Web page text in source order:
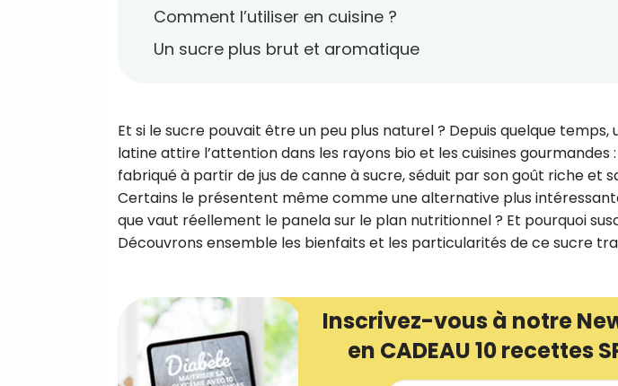
Comment l’utiliser en cuisine ?
Un sucre plus brut et aromatique
Et si le sucre pouvait être un peu plus naturel ? Depuis quelque temps,
latine attire l’attention dans les rayons bio et les cuisines gourmandes
fabriqué à partir de jus de canne à sucre, séduit par son goût riche et
Certains le présentent même comme une alternative plus
que vaut réellement le panela sur le plan nutritionnel ? Et pourquoi
Découvrons ensemble les bienfaits et les particularités de ce sucre
Inscrivez-vous à notre
en CADEAU 10 recettes